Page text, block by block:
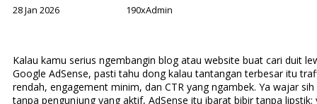
28 Jan 2026 190xAdmin
Kalau kamu serius ngembangin blog atau website buat cari duit
Google AdSense, pasti tahu dong kalau tantangan terbesar itu
rendah, engagement minim, dan CTR yang ngambek. Ya wajar
tanpa pengunjung yang aktif, AdSense itu ibarat bibir tanpa lipstik: